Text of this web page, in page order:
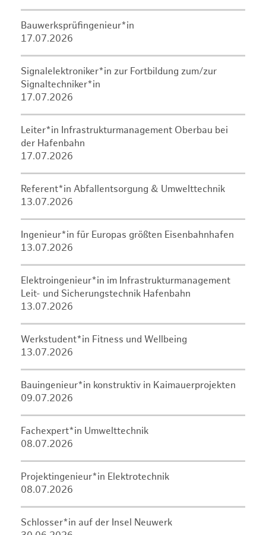
Bauwerksprüfingenieur*in
17.07.2026
Signalelektroniker*in zur Fortbildung zum/zur
Signaltechniker*in
17.07.2026
Leiter*in Infrastrukturmanagement Oberbau bei
der Hafenbahn
17.07.2026
Referent*in Abfallentsorgung & Umwelttechnik
13.07.2026
Ingenieur*in für Europas größten Eisenbahnhafen
13.07.2026
Elektroingenieur*in im Infrastrukturmanagement
Leit- und Sicherungstechnik Hafenbahn
13.07.2026
Werkstudent*in Fitness und Wellbeing
13.07.2026
Bauingenieur*in konstruktiv in Kaimauerprojekten
09.07.2026
Fachexpert*in Umwelttechnik
08.07.2026
Projektingenieur*in Elektrotechnik
08.07.2026
Schlosser*in auf der Insel Neuwerk